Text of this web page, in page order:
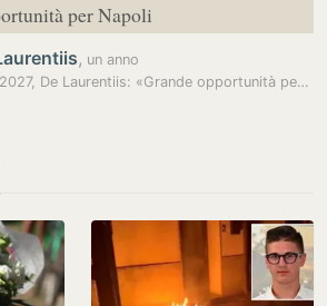
per Napoli
, un anno
America’s Cup 2027, De Laurentiis: «Grande opportunità per Napoli»